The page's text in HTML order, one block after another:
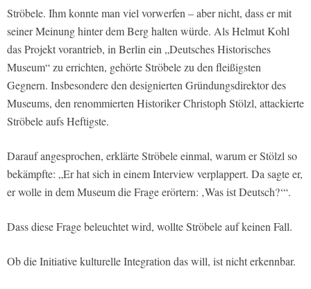
Ströbele. Ihm konnte man viel vorwerfen – aber nicht, dass er mit
seiner Meinung hinter dem Berg halten würde. Als Helmut Kohl
das Projekt vorantrieb, in Berlin ein „Deutsches Historisches
Museum“ zu errichten, gehörte Ströbele zu den fleißigsten
Gegnern. Insbesondere den designierten Gründungsdirektor des
Museums, den renommierten Historiker Christoph Stölzl, attackierte
Ströbele aufs Heftigste.
Darauf angesprochen, erklärte Ströbele einmal, warum er Stölzl so
bekämpfte: „Er hat sich in einem Interview verplappert. Da sagte er,
er wolle in dem Museum die Frage erörtern: ‚Was ist Deutsch?‘“.
Dass diese Frage beleuchtet wird, wollte Ströbele auf keinen Fall.
Ob die Initiative kulturelle Integration das will, ist nicht erkennbar.